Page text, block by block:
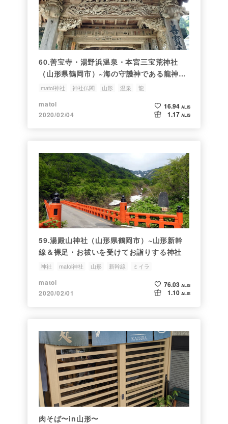
60.善宝寺・湯野浜温泉・本宮三宝荒神社
（山形県鶴岡市）~海の守護神である龍神を
祀るお寺と・・
matol神社 神社仏閣 山形 温泉 龍
matol
2020/02/04
16.94 ALIS
1.17 ALIS
59.湯殿山神社（山形県鶴岡市）~山形新幹
線＆裸足・お祓いを受けてお詣りする神社
神社 matol神社 山形 新幹線 ミイラ
matol
2020/02/01
76.03 ALIS
1.10 ALIS
肉そば〜in山形〜